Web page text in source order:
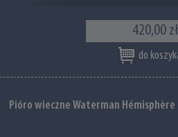
420,00 zł
do
Pióro wieczne Waterman Hémisphère